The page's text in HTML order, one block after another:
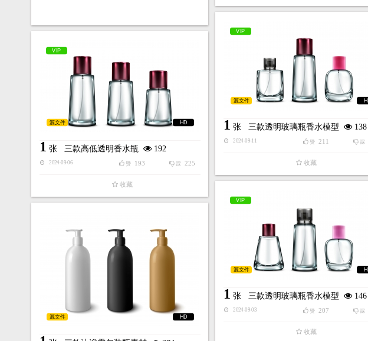
VIP
源文件
1 张 三款透明玻璃瓶香水模型 138
2024-09-11 踩
赞 211
收藏
VIP
HD
源文件
1 张 三款高低透明香水瓶 192
2024-09-06 踩 225
赞 193
收藏
VIP
源文件
1 张 三款透明玻璃瓶香水模型 146
2024-09-03 踩
赞 207
收藏
HD
源文件